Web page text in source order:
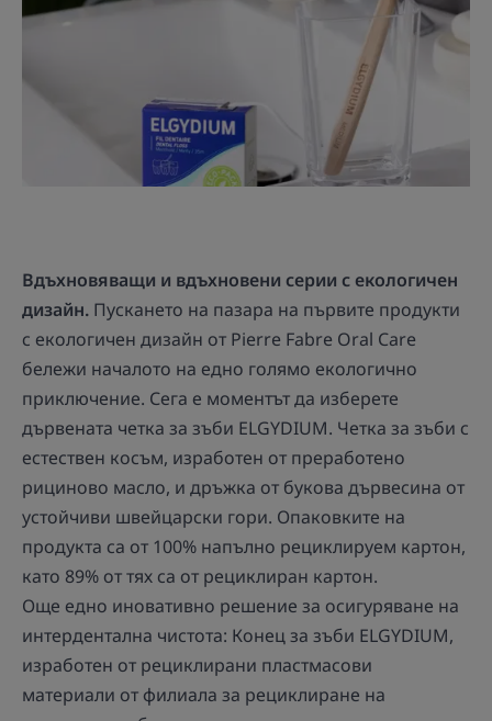
Вдъхновяващи и вдъхновени серии с екологичен
дизайн. Пускането на пазара на първите продукти
с екологичен дизайн от Pierre Fabre Oral Care
бележи началото на едно голямо екологично
приключение. Сега е моментът да изберете
дървената четка за зъби ELGYDIUM. Четка за зъби с
естествен косъм, изработен от преработено
рициново масло, и дръжка от букова дървесина от
устойчиви швейцарски гори. Опаковките на
продукта са от 100% напълно рециклируем картон,
като 89% от тях са от рециклиран картон.
Още едно иновативно решение за осигуряване на
интердентална чистота: Конец за зъби ELGYDIUM,
изработен от рециклирани пластмасови
материали от филиала за рециклиране на